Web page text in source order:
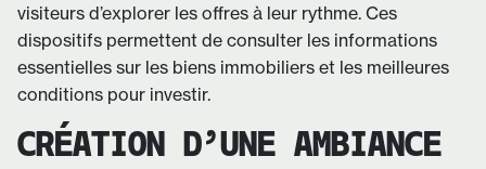
visiteurs d’explorer les offres à leur rythme. Ces
dispositifs permettent de consulter les informations
essentielles sur les biens immobiliers et les meilleures
conditions pour investir.
CRÉATION D’UNE AMBIANCE